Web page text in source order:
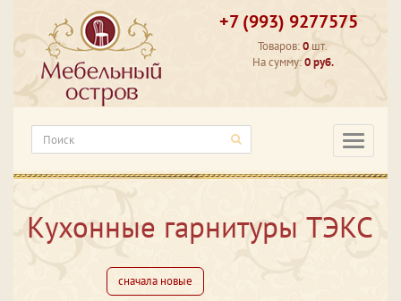
+7 (993) 9277575
Товаров:0 шт.
На сумму:0 руб.
Кухонные гарнитуры ТЭКС
сначала новые